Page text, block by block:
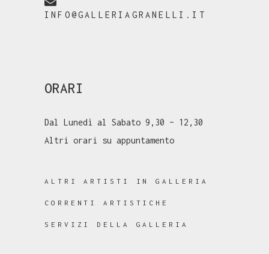
INFO@GALLERIAGRANELLI.IT
ORARI
Dal Lunedì al Sabato 9,30 – 12,30
Altri orari su appuntamento
ALTRI ARTISTI IN GALLERIA
CORRENTI ARTISTICHE
SERVIZI DELLA GALLERIA